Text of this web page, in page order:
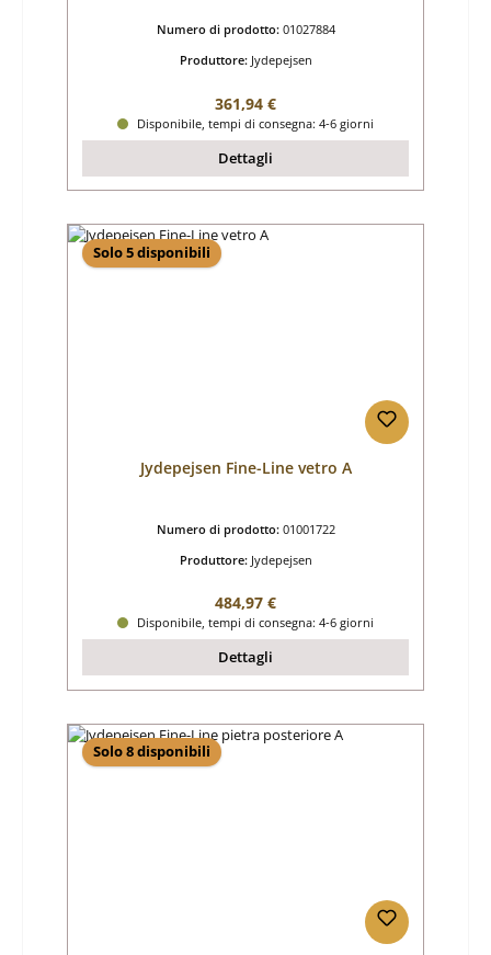
Numero di prodotto: 01027884
Produttore: Jydepejsen
Prezzo normale:
361,94 €
Disponibile, tempi di consegna: 4-6 giorni
Dettagli
Solo 5 disponibili
Jydepejsen Fine-Line vetro A
Numero di prodotto: 01001722
Produttore: Jydepejsen
Prezzo normale:
484,97 €
Disponibile, tempi di consegna: 4-6 giorni
Dettagli
Solo 8 disponibili